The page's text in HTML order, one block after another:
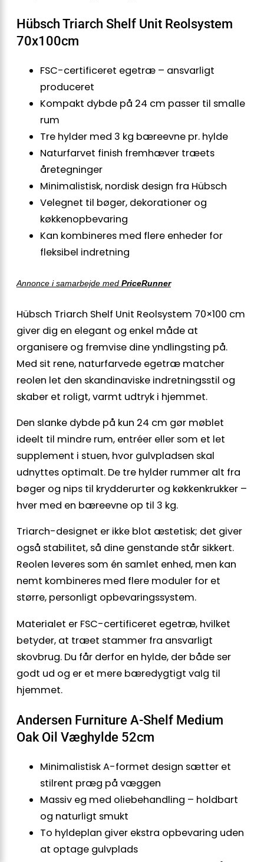
Hübsch Triarch Shelf Unit Reolsystem
70x100cm
FSC-certificeret egetræ – ansvarligt
produceret
Kompakt dybde på 24 cm passer til smalle
rum
Tre hylder med 3 kg bæreevne pr. hylde
Naturfarvet finish fremhæver træets
åretegninger
Minimalistisk, nordisk design fra Hübsch
Velegnet til bøger, dekorationer og
køkkenopbevaring
Kan kombineres med flere enheder for
fleksibel indretning
Annonce i samarbejde med PriceRunner
Hübsch Triarch Shelf Unit Reolsystem 70×100 cm
giver dig en elegant og enkel måde at
organisere og fremvise dine yndlingsting på.
Med sit rene, naturfarvede egetræ matcher
reolen let den skandinaviske indretningsstil og
skaber et roligt, varmt udtryk i hjemmet.
Den slanke dybde på kun 24 cm gør møblet
ideelt til mindre rum, entréer eller som et let
supplement i stuen, hvor gulvpladsen skal
udnyttes optimalt. De tre hylder rummer alt fra
bøger og nips til krydderurter og køkkenkrukker –
hver med en bæreevne op til 3 kg.
Triarch-designet er ikke blot æstetisk; det giver
også stabilitet, så dine genstande står sikkert.
Reolen leveres som én samlet enhed, men kan
nemt kombineres med flere moduler for et
større, personligt opbevaringssystem.
Materialet er FSC-certificeret egetræ, hvilket
betyder, at træet stammer fra ansvarligt
skovbrug. Du får derfor en hylde, der både ser
godt ud og er et mere bæredygtigt valg til
hjemmet.
Andersen Furniture A-Shelf Medium
Oak Oil Væghylde 52cm
Minimalistisk A-formet design sætter et
stilrent præg på væggen
Massiv eg med oliebehandling – holdbart
og naturligt smukt
To hyldeplan giver ekstra opbevaring uden
at optage gulvplads